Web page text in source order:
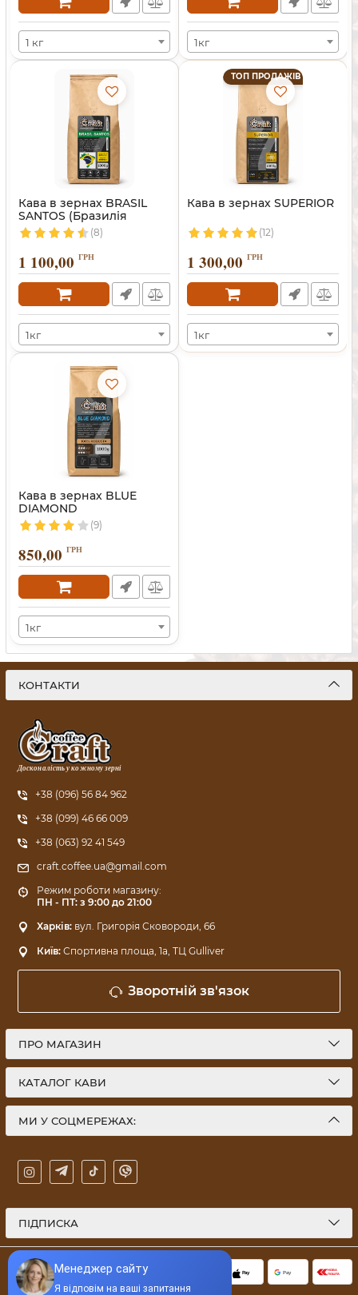
1 кг 1кг
Кава в зернах BRASIL
SANTOS (Бразилія
Сантос)
(8)
1 100,00 ГРН
1кг
ТОП ПРОДАЖІВ
Кава в зернах SUPERIOR
(12)
1 300,00 ГРН
1кг
Кава в зернах BLUE
DIAMOND
(9)
850,00 ГРН
1кг
КОНТАКТИ
Досконалість у кожному зерні
+38 (096) 56 84 962
+38 (099) 46 66 009
+38 (063) 92 41 549
craft.coffee.ua@gmail.com
Режим роботи магазину:
ПН - ПТ: з 9:00 до 21:00
Харків: вул. Григорія Сковороди, 66
Київ: Спортивна площа, 1a, ТЦ Gulliver
Зворотній зв'язок
ПРО МАГАЗИН
КАТАЛОГ КАВИ
ПІДПИСКА
МИ У СОЦМЕРЕЖАХ: